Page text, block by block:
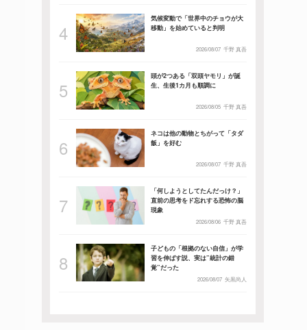
気候変動で「世界中のチョウが大
移動」を始めていると判明
2026/08/07 千野 真吾
頭が2つある「双頭ヤモリ」が誕
生、生後1カ月も順調に
2026/08/05 千野 真吾
ネコは他の動物とちがって「タダ
飯」を好む
2026/08/07 千野 真吾
「何しようとしてたんだっけ？」
直前の思考をド忘れする恐怖の脳
現象
2026/08/06 千野 真吾
子どもの「根拠のない自信」が学
習を伸ばす説、実は”統計の錯
覚”だった
2026/08/07 矢黒尚人